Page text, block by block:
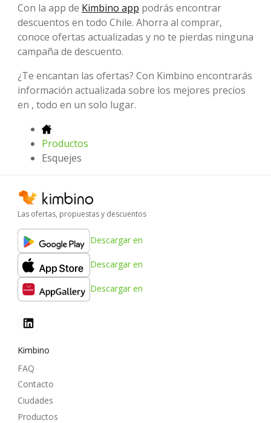
Con la app de Kimbino app podrás encontrar
descuentos en todo Chile. Ahorra al comprar,
conoce ofertas actualizadas y no te pierdas ninguna
campaña de descuento.
¿Te encantan las ofertas? Con Kimbino encontrarás
información actualizada sobre los mejores precios
en , todo en un solo lugar.
Productos
Esquejes
Las ofertas, propuestas y descuentos
Descargar en
Descargar en
Descargar en
Kimbino
FAQ
Contacto
Ciudades
Productos